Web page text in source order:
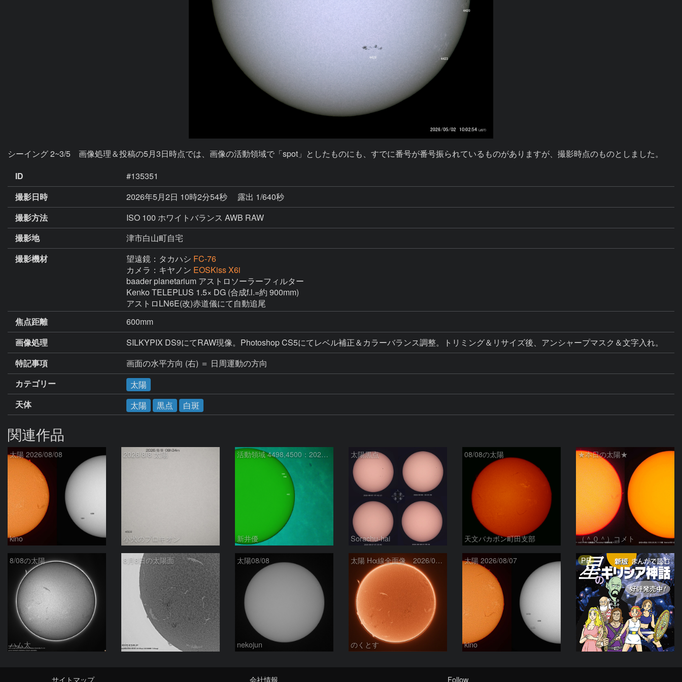
シーイング 2~3/5　画像処理＆投稿の5月3日時点では、画像の活動領域で「spot」としたものにも、すでに番号が番号振られているものがありますが、撮影時点のものとしました。
ID
#135351
撮影日時
2026年5月2日 10時2分54秒
露出 1/640秒
撮影方法
ISO 100 ホワイトバランス AWB RAW
撮影地
津市白山町自宅
撮影機材
望遠鏡：タカハシ FC-76
カメラ：キヤノン EOSKiss X6i
baader planetarium アストロソーラーフィルター
Kenko TELEPLUS 1.5× DG (合成f.l.=約 900mm)
アストロLN6E(改)赤道儀にて自動追尾
焦点距離
600mm
画像処理
SILKYPIX DS9にてRAW現像。Photoshop CS5にてレベル補正＆カラーバランス調整。トリミング＆リサイズ後、アンシャープマスク＆文字入れ。
特記事項
カテゴリー
太陽
天体
太陽 黒点 白斑
関連作品
太陽 2026/08/08
kino
2026/8/8 太陽
小犬のプロキオン
活動領域 4498,4500：2026/08/08
新井優
太陽黒点
Sorachu-hai
08/08の太陽
天文バカボン町田支部
★本日の太陽★
（＾０＾）コメト
8/08の太陽
ハム太
8月8日の太陽面
ta-o
太陽08/08
nekojun
太陽 Hα線全面像 2026/08/08
のくとす
太陽 2026/08/07
kino
PR
サイトマップ 会社情報 Follow